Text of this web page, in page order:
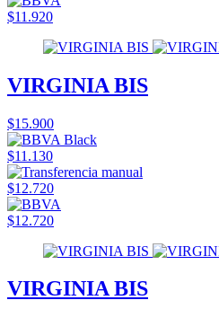
$11.920
VIRGINIA BIS
$15.900
$11.130
$12.720
$12.720
VIRGINIA BIS